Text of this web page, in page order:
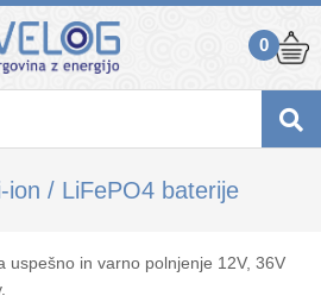
0
ion / LiFePO4 baterije
uspešno in varno polnjenje 12V, 36V